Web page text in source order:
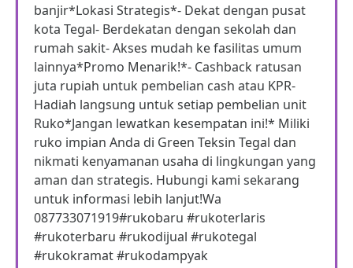
banjir*Lokasi Strategis*- Dekat dengan pusat
kota Tegal- Berdekatan dengan sekolah dan
rumah sakit- Akses mudah ke fasilitas umum
lainnya*Promo Menarik!*- Cashback ratusan
juta rupiah untuk pembelian cash atau KPR-
Hadiah langsung untuk setiap pembelian unit
Ruko*Jangan lewatkan kesempatan ini!* Miliki
ruko impian Anda di Green Teksin Tegal dan
nikmati kenyamanan usaha di lingkungan yang
aman dan strategis. Hubungi kami sekarang
untuk informasi lebih lanjut!Wa
087733071919#rukobaru #rukoterlaris
#rukoterbaru #rukodijual #rukotegal
#rukokramat #rukodampyak